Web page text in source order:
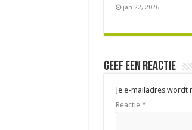
jan 22, 2026
Geef een reactie
Je e-mailadres wordt
Reactie *